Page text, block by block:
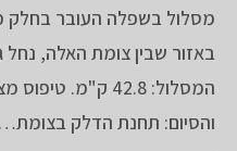
מסלול בשפלה העובר בחלק
באזור שבין צומת האלה, נחל
והסיום: תחנת הדלק בצומת…